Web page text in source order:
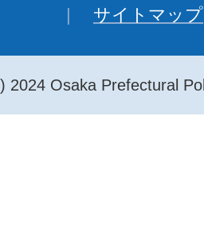
サイトマップ
2024 Osaka Prefectural